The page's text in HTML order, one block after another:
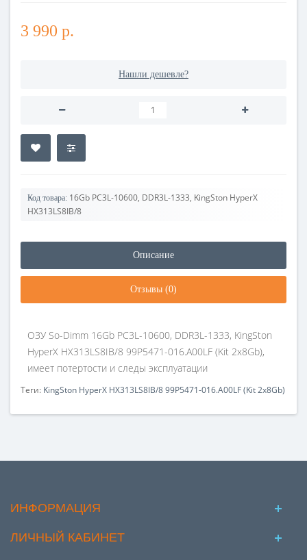
3 990 р.
Нашли дешевле?
Код товара: 16Gb PC3L-10600, DDR3L-1333, KingSton HyperX
HX313LS8IВ/8
Описание
Отзывы (0)
ОЗУ So-Dimm 16Gb PC3L-10600, DDR3L-1333, KingSton
HyperX HX313LS8IВ/8 99Р5471-016.A00LF (Kit 2x8Gb),
имеет потертости и следы эксплуатации
Теги: KingSton HyperX HX313LS8IВ/8 99Р5471-016.A00LF (Kit 2x8Gb)
ИНФОРМАЦИЯ
ЛИЧНЫЙ КАБИНЕТ